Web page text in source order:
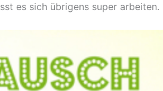
es sich übrigens super arbeiten.